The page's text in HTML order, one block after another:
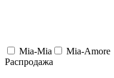
Mia-Mia
Mia-Amore
Распродажа